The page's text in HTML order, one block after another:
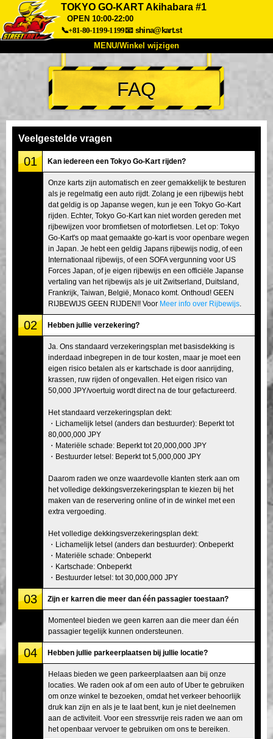
TOKYO GO-KART Akihabara #1
OPEN 10:00-22:00
📞+81-80-1199-1199📧 shina@kart.st
MENU/Winkel wijzigen
Over Specificaties Prijzen
Toegang Ervaringen
Winkel wijzigen
Tokyo Shinagawa Tokyo Akihabara#1
Tokyo Akihabara#2 Tokyo Shibuya
Tokyo Shibuya Annex Tokyo Bay
Tokyo Asakusa Osaka
Okinawa
FAQ
Veelgestelde vragen
01 Kan iedereen een Tokyo Go-Kart rijden?
Onze karts zijn automatisch en zeer gemakkelijk te besturen
als je regelmatig een auto rijdt. Zolang je een rijbewijs hebt
dat geldig is op Japanse wegen, kun je een Tokyo Go-Kart
rijden. Echter, Tokyo Go-Kart kan niet worden gereden met
rijbewijzen voor bromfietsen of motorfietsen. Let op: Tokyo
Go-Kart's op maat gemaakte go-kart is voor openbare wegen
in Japan. Je hebt een geldig Japans rijbewijs nodig, of een
Internationaal rijbewijs, of een SOFA vergunning voor US
Forces Japan, of je eigen rijbewijs en een officiële Japanse
vertaling van het rijbewijs als je uit Zwitserland, Duitsland,
Frankrijk, Taiwan, België, Monaco komt. Onthoud! GEEN
RIJBEWIJS GEEN RIJDEN!! Voor Meer info over Rijbewijs
02 Hebben jullie verzekering?
Ja. Ons standaard verzekeringsplan met basisdekking is
inderdaad inbegrepen in de tour kosten, maar je moet een
eigen risico betalen als er kartschade is door aanrijding,
krassen, ruw rijden of ongevallen. Het eigen risico van
50,000 JPY/voertuig wordt direct na de tour gefactureerd.
Het standaard verzekeringsplan dekt:
・Lichamelijk letsel (anders dan bestuurder): Beperkt tot
80,000,000 JPY
・Materiële schade: Beperkt tot 20,000,000 JPY
・Bestuurder letsel: Beperkt tot 5,000,000 JPY
Daarom raden we onze waardevolle klanten sterk aan om
het volledige dekkingsverzekeringsplan te kiezen bij het
maken van de reservering online of in de winkel met een
extra vergoeding.
Het volledige dekkingsverzekeringsplan dekt:
・Lichamelijk letsel (anders dan bestuurder): Onbeperkt
・Materiële schade: Onbeperkt
・Kartschade: Onbeperkt
・Bestuurder letsel: tot 30,000,000 JPY
03 Zijn er karren die meer dan één passagier toestaan?
Momenteel bieden we geen karren aan die meer dan één
passagier tegelijk kunnen ondersteunen.
04 Hebben jullie parkeerplaatsen bij jullie locatie?
Helaas bieden we geen parkeerplaatsen aan bij onze
locaties. We raden ook af om een auto of Uber te gebruiken
om onze winkel te bezoeken, omdat het verkeer behoorlijk
druk kan zijn en als je te laat bent, kun je niet deelnemen
aan de activiteit. Voor een stressvrije reis raden we aan om
het openbaar vervoer te gebruiken om ons te bereiken.